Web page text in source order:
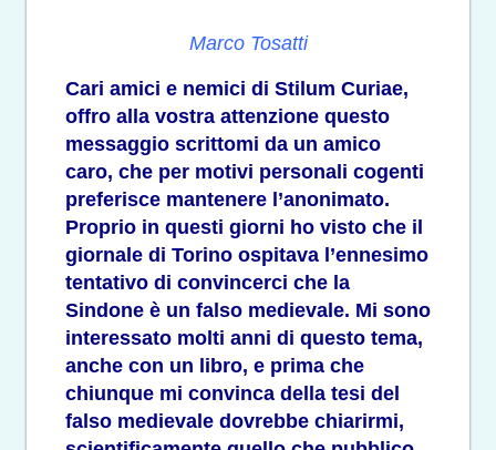
Marco Tosatti
Cari amici e nemici di Stilum Curiae,
offro alla vostra attenzione questo
messaggio scrittomi da un amico
caro, che per motivi personali cogenti
preferisce mantenere l’anonimato.
Proprio in questi giorni ho visto che il
giornale di Torino ospitava l’ennesimo
tentativo di convincerci che la
Sindone è un falso medievale. Mi sono
interessato molti anni di questo tema,
anche con un libro, e prima che
chiunque mi convinca della tesi del
falso medievale dovrebbe chiarirmi,